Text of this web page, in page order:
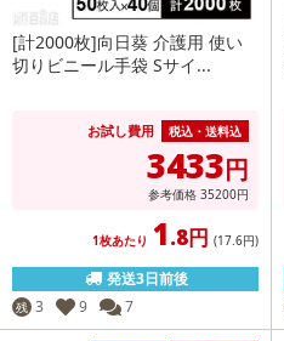
[計2000枚]向日葵 介護用 使い
切りビニール手袋 Sサイ...
お試し費用 税込・送料込
3433円
参考価格 35200円
1枚あたり 1.8円 (17.6円)
発送3日前後
残 3 9 7